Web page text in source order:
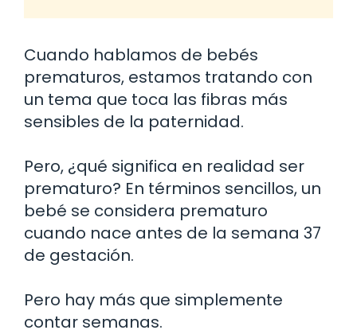
Cuando hablamos de bebés
prematuros, estamos tratando con
un tema que toca las fibras más
sensibles de la paternidad.
Pero, ¿qué significa en realidad ser
prematuro? En términos sencillos, un
bebé se considera prematuro
cuando nace antes de la semana 37
de gestación.
Pero hay más que simplemente
contar semanas.